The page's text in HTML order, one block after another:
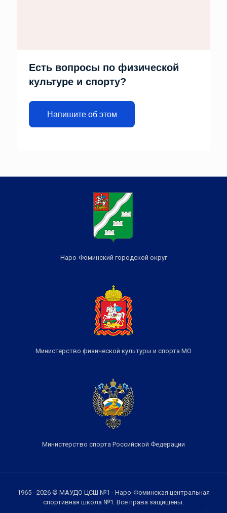
Есть вопросы по физической
культуре и спорту?
Напишите об этом
Наро-Фоминский городской округ
Министерство физической культуры и спорта МО
Министерство спорта Российской Федерации
1965 - 2026 © МАУДО ЦСШ №1 - Наро-Фоминская центральная
спортивная школа №1. Все права защищены.